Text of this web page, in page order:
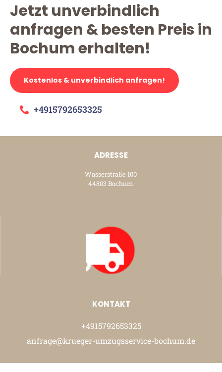
Jetzt unverbindlich
anfragen & besten Preis in
Bochum erhalten!
Kostenlos & unverbindlich anfragen!
+4915792653325
ADRESSE
Wasserstraße 100
44803 Bochum
KONTAKT
+4915792653325
anfrage@krueger-umzugsservice-bochum.de